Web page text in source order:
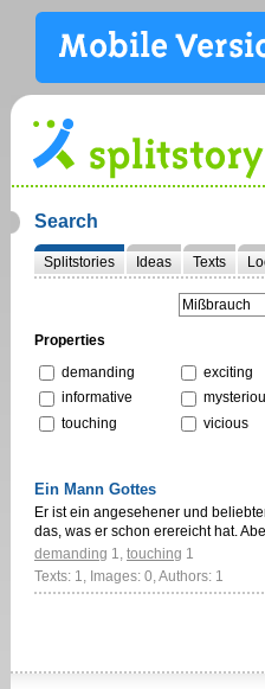
Search
Splitstories Ideas Texts
Properties
demanding
exciting
informative
touching
vicious
Ein Mann Gottes
Er ist ein angesehener und
das, was er schon erereicht hat.
demanding 1, touching 1
Texts: 1, Images: 0, Authors: 1